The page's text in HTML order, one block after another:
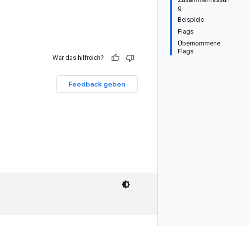
g
Beispiele
Flags
Übernommene
Flags
War das hilfreich?
Feedback geben